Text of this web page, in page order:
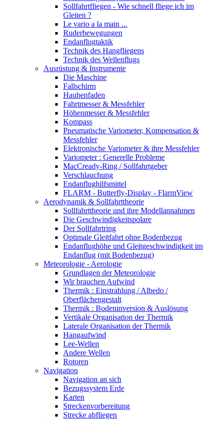
Sollfahrtfliegen - Wie schnell fliege ich im
Gleiten ?
Le vario a la main ...
Ruderbewegungen
Endanflugtaktik
Technik des Hangfliegens
Technik des Wellenflugs
Ausrüstung & Instrumente
Die Maschine
Fallschirm
Haubenfaden
Fahrtmesser & Messfehler
Höhenmesser & Messfehler
Kompass
Pneumatische Variometer, Kompensation &
Messfehler
Elektronische Variometer & ihre Messfehler
Variometer : Generelle Probleme
MacCready-Ring / Sollfahrtgeber
Verschlauchung
Endanflughilfsmittel
FLARM - Butterfly-Display - FlarmView
Aerodynamik & Sollfahrttheorie
Sollfahrttheorie und ihre Modellannahmen
Die Geschwindigkeitspolare
Der Sollfahrtring
Optimale Gleitfahrt ohne Bodenbezug
Endanflughöhe und Gleitgeschwindigkeit im
Endanflug (mit Bodenbezug)
Meteorologie - Aerologie
Grundlagen der Meteorologie
Wir brauchen Aufwind
Thermik : Einstrahlung / Albedo /
Oberflächengestalt
Thermik : Bodeninversion & Auslösung
Vertikale Organisation der Thermik
Laterale Organisation der Thermik
Hangaufwind
Lee-Wellen
Andere Wellen
Rotoren
Navigation
Navigation an sich
Bezugssystem Erde
Karten
Streckenvorbereitung
Strecke abfliegen